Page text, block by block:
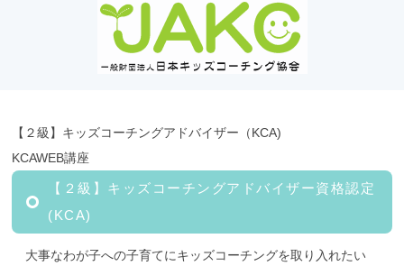
【２級】キッズコーチングアドバイザー（KCA)
KCAWEB講座
【２級】キッズコーチングアドバイザー資格認定
(KCA)
大事なわが子への子育てにキッズコーチングを取り入れたい